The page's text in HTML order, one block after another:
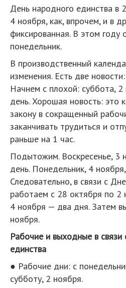
День народного единства в
4 ноября, как, впрочем, и в
фиксированная. В этом году
понедельник.
В производственный
изменения. Есть две
Начнем с плохой: суббота,
день. Хорошая новость: это
закону в сокращенный
заканчивать трудиться и
раньше на 1 час.
Подытожим. Воскресенье, 3
день. Понедельник, 4
Следовательно, в связи с
работаем с 28 октября по
4 ноября — два дня. Затем
ноября.
Рабочие и выходные в
единства
● Рабочие дни: с
субботу, 2 ноября.